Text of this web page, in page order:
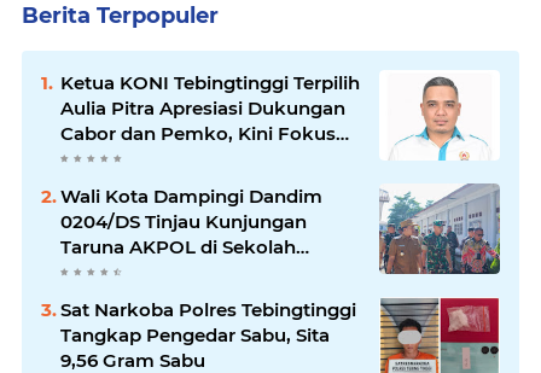
Berita Terpopuler
Ketua KONI Tebingtinggi Terpilih
Aulia Pitra Apresiasi Dukungan
Cabor dan Pemko, Kini Fokus
Menuju PORPROVSU 2026
Wali Kota Dampingi Dandim
0204/DS Tinjau Kunjungan
Taruna AKPOL di Sekolah
Rakyat Tebingtinggi
Sat Narkoba Polres Tebingtinggi
Tangkap Pengedar Sabu, Sita
9,56 Gram Sabu